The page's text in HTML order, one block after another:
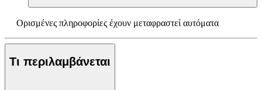
Ορισμένες πληροφορίες έχουν μεταφραστεί αυτόματα
Τι περιλαμβάνεται